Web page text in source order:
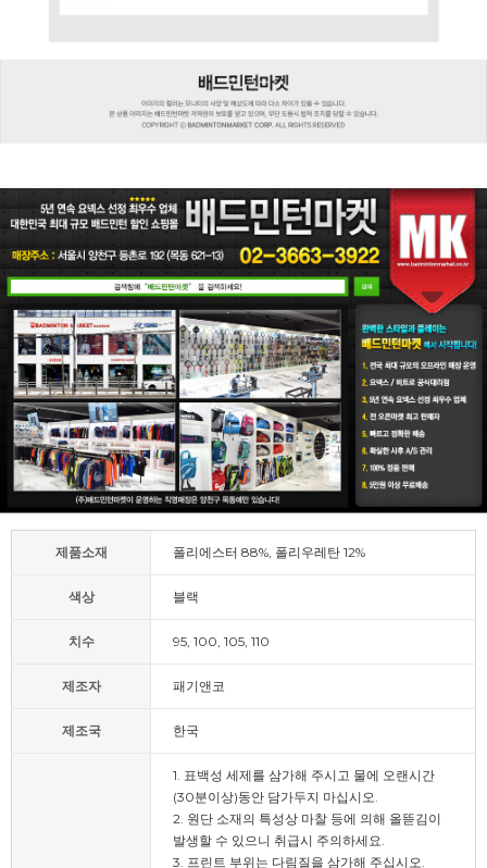
제품소재 폴리에스터 88%, 폴리우레탄 12%
색상 블랙
치수 95, 100, 105, 110
제조자 패기앤코
제조국 한국
1. 표백성 세제를 삼가해 주시고 물에 오랜시간
(30분이상)동안 담가두지 마십시오.
2. 원단 소재의 특성상 마찰 등에 의해 올뜯김이
발생할 수 있으니 취급시 주의하세요.
3. 프린트 부위는 다림질을 삼가해 주십시오.